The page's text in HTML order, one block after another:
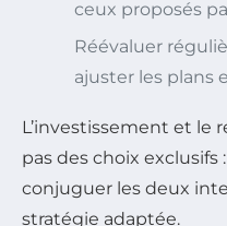
ceux proposés
Réévaluer
ajuster les plans
L’investissement et le
pas des choix exclusifs
conjuguer les deux
stratégie adaptée.